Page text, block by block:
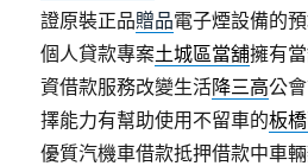
證原裝正品贈品電子煙設備的
個人貸款專案土城區當舖擁有
資借款服務改變生活降三高公
擇能力有幫助使用不留車的板
優質汽機車借款抵押借款中車